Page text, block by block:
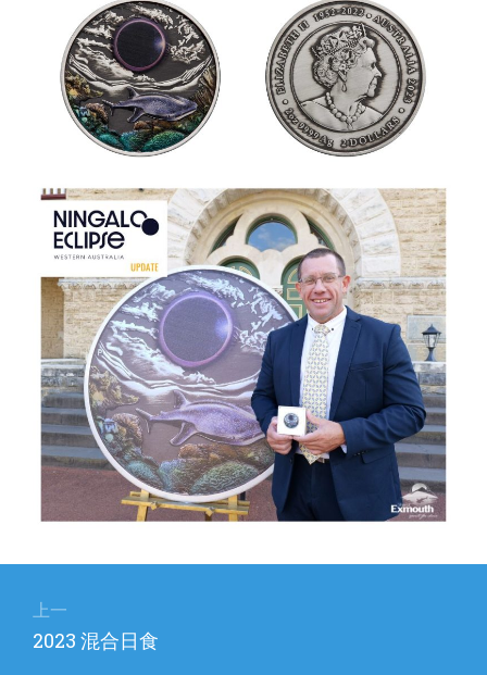
上一
上
2023 混合日食